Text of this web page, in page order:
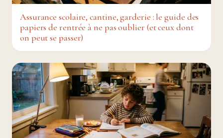
Assurance scolaire, cantine, garderie : le guide des
papiers de rentrée à ne pas oublier (et ceux dont
on peut se passer)